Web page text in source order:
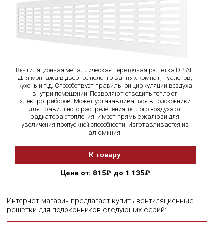
Вентиляционная металлическая переточная решетка DP AL.
Для монтажа в дверное полотно ванных комнат, туалетов,
кухонь и т.д. Способствует правильной циркуляции воздуха
внутри помещений. Позволяют отводить тепло от
электроприборов. Может устанавливаться в подоконники
для правильного распределения теплого воздуха от
радиатора отопления. Имеет прямые жалюзи для
увеличения пропускной способности. Изготавливается из
алюминия.
К товару
Ценаот: 815₽ до 1 135₽
Интернет-магазин предлагает купить вентиляционные
решетки для подоконников следующих серий: